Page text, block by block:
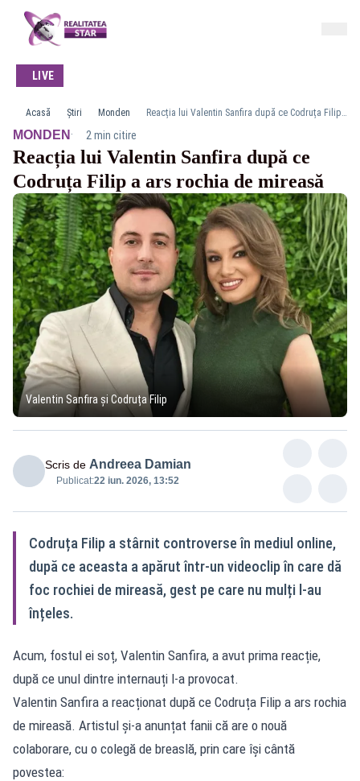
LIVE
Acasă Știri Monden Reacția lui Valentin Sanfira după ce Codruța Filip a ars rochia de mireasă
MONDEN · 2 min citire
Reacția lui Valentin Sanfira după ce
Codruța Filip a ars rochia de mireasă
Valentin Sanfira și Codruța Filip
Scris de Andreea Damian
Publicat:22 iun. 2026, 13:52
Codruța Filip a stârnit controverse în mediul online,
după ce aceasta a apărut într-un videoclip în care dă
foc rochiei de mireasă, gest pe care nu mulți l-au
înțeles.
Acum, fostul ei soț, Valentin Sanfira, a avut prima reacție,
după ce unul dintre internauți l-a provocat.
Valentin Sanfira a reacționat după ce Codruța Filip a ars rochia
de mireasă. Artistul și-a anunțat fanii că are o nouă
colaborare, cu o colegă de breaslă, prin care își cântă
povestea: